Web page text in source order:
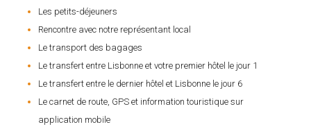
Les petits-déjeuners
Rencontre avec notre représentant local
Le transport des bagages
Le transfert entre Lisbonne et votre premier hôtel le jour 1
Le transfert entre le dernier hôtel et Lisbonne le jour 6
Le carnet de route, GPS et information touristique sur
application mobile